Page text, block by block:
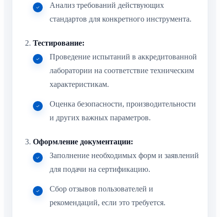
Анализ требований действующих
стандартов для конкретного инструмента.
Тестирование:
Проведение испытаний в аккредитованной
лаборатории на соответствие техническим
характеристикам.
Оценка безопасности, производительности
и других важных параметров.
Оформление документации:
Заполнение необходимых форм и заявлений
для подачи на сертификацию.
Сбор отзывов пользователей и
рекомендаций, если это требуется.